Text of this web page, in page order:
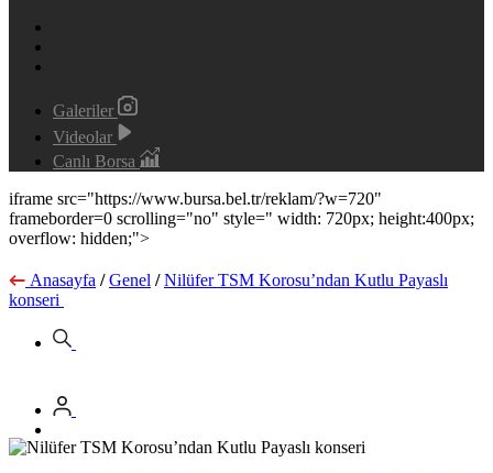
Galeriler
Videolar
Canlı Borsa
iframe src="https://www.bursa.bel.tr/reklam/?w=720"
frameborder=0 scrolling="no" style=" width: 720px; height:400px;
overflow: hidden;">
Anasayfa / Genel / Nilüfer TSM Korosu’ndan Kutlu Payaslı
konseri